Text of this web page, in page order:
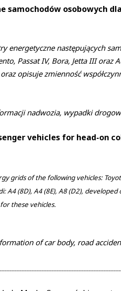
samochodów osobowych
energetyczne następujących
Passat IV, Bora, Jetta III
opisuje zmienność
nadwozia, wypadki
vehicles for head-on
grids of the following vehicles:
A4 (8D), A4 (8E), A8 (D2),
these vehicles.
of car body, road